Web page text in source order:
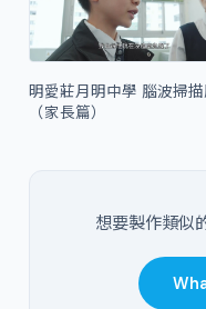
明愛莊月明中學 腦波掃
（家長篇）
想要製作類似